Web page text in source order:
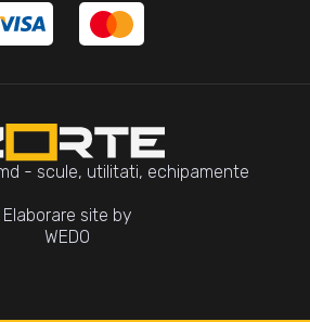
- scule, utilitati, echipamente
Elaborare site by
WEDO